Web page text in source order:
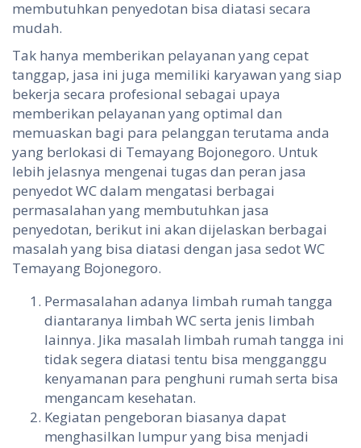
membutuhkan penyedotan bisa diatasi secara
mudah.
Tak hanya memberikan pelayanan yang cepat
tanggap, jasa ini juga memiliki karyawan yang siap
bekerja secara profesional sebagai upaya
memberikan pelayanan yang optimal dan
memuaskan bagi para pelanggan terutama anda
yang berlokasi di Temayang Bojonegoro. Untuk
lebih jelasnya mengenai tugas dan peran jasa
penyedot WC dalam mengatasi berbagai
permasalahan yang membutuhkan jasa
penyedotan, berikut ini akan dijelaskan berbagai
masalah yang bisa diatasi dengan jasa sedot WC
Temayang Bojonegoro.
Permasalahan adanya limbah rumah tangga
diantaranya limbah WC serta jenis limbah
lainnya. Jika masalah limbah rumah tangga ini
tidak segera diatasi tentu bisa mengganggu
kenyamanan para penghuni rumah serta bisa
mengancam kesehatan.
Kegiatan pengeboran biasanya dapat
menghasilkan lumpur yang bisa menjadi